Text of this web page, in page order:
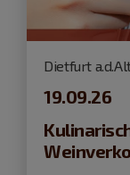
Dietfurt
19.09.26